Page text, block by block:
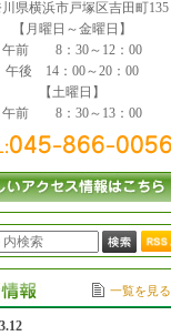
県横浜市戸塚区吉田町135
【月曜日～金曜日】
午前 8：30～12：00
午後 14：00～20：00
【土曜日】
午前 8：30～13：00
一覧を見る